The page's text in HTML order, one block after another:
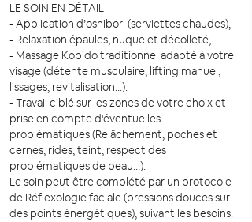
LE SOIN EN DÉTAIL
- Application d’oshibori (serviettes chaudes),
- Relaxation épaules, nuque et décolleté,
- Massage Kobido traditionnel adapté à votre
visage (détente musculaire, lifting manuel,
lissages, revitalisation…).
- Travail ciblé sur les zones de votre choix et
prise en compte d'éventuelles
problématiques (Relâchement, poches et
cernes, rides, teint, respect des
problématiques de peau…).
Le soin peut être complété par un protocole
de Réflexologie faciale (pressions douces sur
des points énergétiques), suivant les besoins.